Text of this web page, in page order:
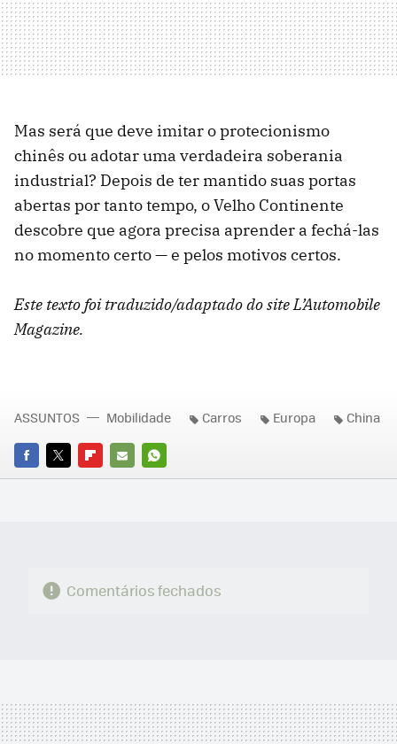
Mas será que deve imitar o protecionismo
chinês ou adotar uma verdadeira soberania
industrial? Depois de ter mantido suas portas
abertas por tanto tempo, o Velho Continente
descobre que agora precisa aprender a fechá-las
no momento certo — e pelos motivos certos.
Este texto foi traduzido/adaptado do site L’Automobile
Magazine.
FACEBOOK
TWITTERFLIPBOARD
E-
WHATSAPP
ASSUNTOS Mobilidade Carros Europa China
Comentários fechados